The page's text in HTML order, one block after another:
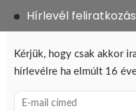
Hírlevél feliratkozás